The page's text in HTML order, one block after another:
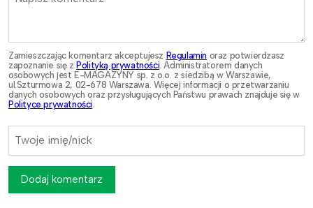
Zamieszczając komentarz akceptujesz Regulamin oraz potwierdzasz
zapoznanie się zPolityką prywatności . Administratorem danych
osobowych jest E-MAGAZYNY sp. z o.o. z siedzibą w Warszawie,
ul.Szturmowa 2, 02-678 Warszawa. Więcej informacji o przetwarzaniu
danych osobowych oraz przysługujących Państwu prawach znajduje się w
Polityce prywatności
Dodaj komentarz